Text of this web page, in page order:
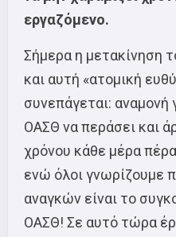
εργαζόμενο.
Σήμερα η μετακίνηση
και αυτή «ατομική
συνεπάγεται:
ΟΑΣΘ να περάσει και
χρόνου κάθε μέρα
ενώ όλοι γνωρίζουμε
αναγκών είναι το
ΟΑΣΘ! Σε αυτό τώρα